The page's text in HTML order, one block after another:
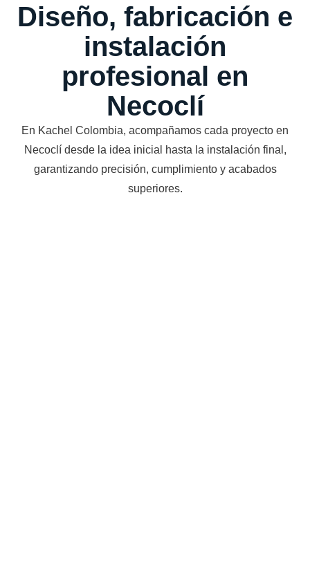
Diseño, fabricación e
instalación
profesional en
Necoclí
En Kachel Colombia, acompañamos cada proyecto en
Necoclí desde la idea inicial hasta la instalación final,
garantizando precisión, cumplimiento y acabados
superiores.